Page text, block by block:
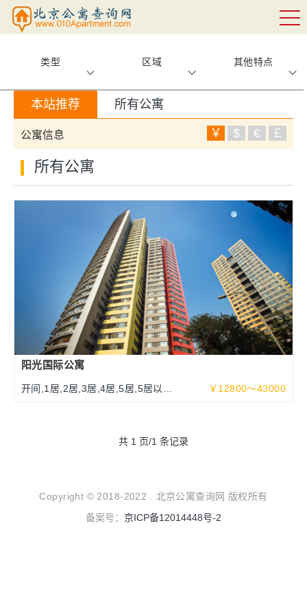
类型 区域 其他特点
本站推荐 所有公寓
公寓信息 ￥ $ € ￡
所有公寓
阳光国际公寓
开间,1居,2居,3居,4居,5居,5居以上
￥12800～43000
共 1 页/1 条记录
Copyright © 2018-2022 . 北京公寓查询网 版权所有
备案号： 京ICP备12014448号-2